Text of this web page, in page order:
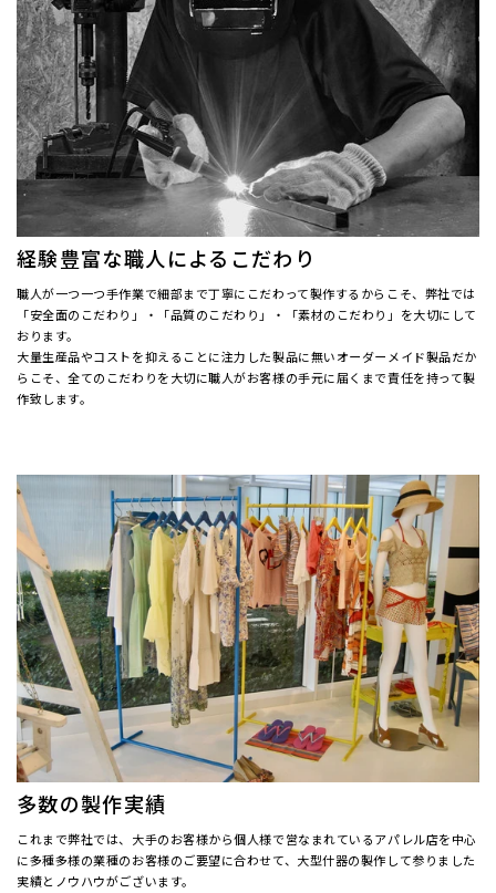
経験豊富な職人によるこだわり
職人が一つ一つ手作業で細部まで丁寧にこだわって製作するからこそ、弊社では
「安全面のこだわり」・「品質のこだわり」・「素材のこだわり」を大切にして
おります。
大量生産品やコストを抑えることに注力した製品に無いオーダーメイド製品だか
らこそ、全てのこだわりを大切に職人がお客様の手元に届くまで責任を持って製
作致します。
多数の製作実績
これまで弊社では、大手のお客様から個人様で営なまれているアパレル店を中心
に多種多様の業種のお客様のご要望に合わせて、大型什器の製作して参りました
実績とノウハウがございます。